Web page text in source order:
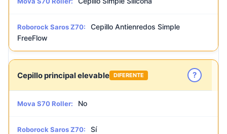
Roborock Saros Z70:
Cepillo Antienredos Simple
FreeFlow
Cepillo principal elevable DIFERENTE ?
Mova S70 Roller: No
Roborock Saros Z70: Sí